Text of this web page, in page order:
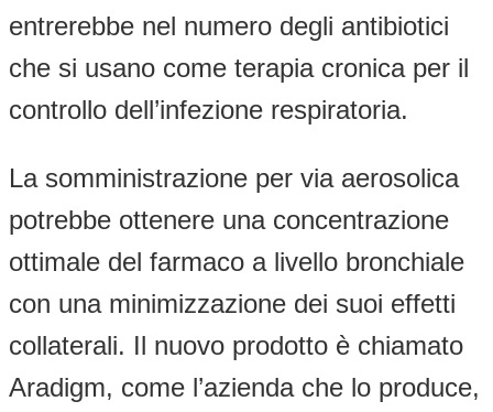
entrerebbe nel numero degli antibiotici
che si usano come terapia cronica per il
controllo dell’infezione respiratoria.
La somministrazione per via aerosolica
potrebbe ottenere una concentrazione
ottimale del farmaco a livello bronchiale
con una minimizzazione dei suoi effetti
collaterali. Il nuovo prodotto è chiamato
Aradigm, come l’azienda che lo produce,